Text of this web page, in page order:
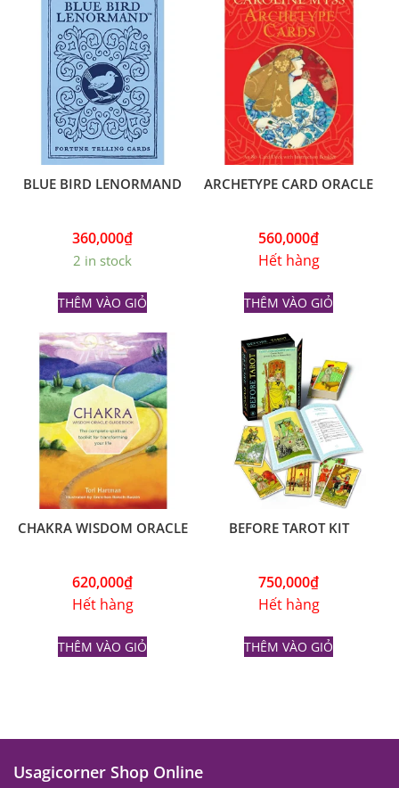
BLUE BIRD LENORMAND
360,000₫
2 in stock
THÊM VÀO GIỎ
ARCHETYPE CARD ORACLE
560,000₫
Hết hàng
THÊM VÀO GIỎ
CHAKRA WISDOM ORACLE
620,000₫
Hết hàng
THÊM VÀO GIỎ
BEFORE TAROT KIT
750,000₫
Hết hàng
THÊM VÀO GIỎ
Usagicorner Shop Online